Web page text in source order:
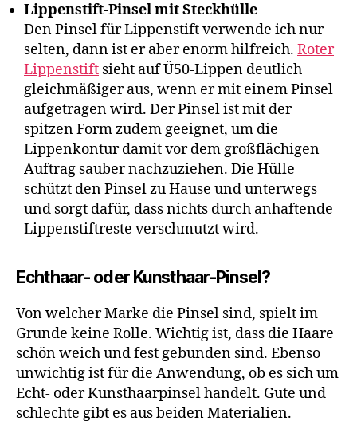
Lippenstift-Pinsel mit Steckhülle
Den Pinsel für Lippenstift verwende ich nur
selten, dann ist er aber enorm hilfreich. Roter
Lippenstift sieht auf Ü50-Lippen deutlich
gleichmäßiger aus, wenn er mit einem Pinsel
aufgetragen wird. Der Pinsel ist mit der
spitzen Form zudem geeignet, um die
Lippenkontur damit vor dem großflächigen
Auftrag sauber nachzuziehen. Die Hülle
schützt den Pinsel zu Hause und unterwegs
und sorgt dafür, dass nichts durch anhaftende
Lippenstiftreste verschmutzt wird.
Echthaar- oder Kunsthaar-Pinsel?
Von welcher Marke die Pinsel sind, spielt im
Grunde keine Rolle. Wichtig ist, dass die Haare
schön weich und fest gebunden sind. Ebenso
unwichtig ist für die Anwendung, ob es sich um
Echt- oder Kunsthaarpinsel handelt. Gute und
schlechte gibt es aus beiden Materialien.